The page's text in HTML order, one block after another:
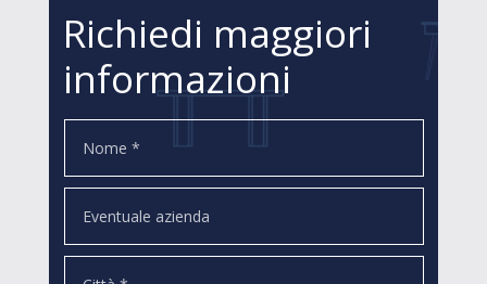
Richiedi maggiori
informazioni